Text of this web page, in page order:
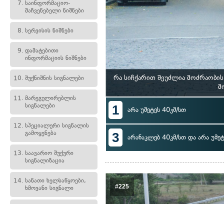
7. საინფორმაციო-
მაჩვენებელი ნიშნები
8. სერვისის ნიშნები
9. დამატებითი
ინფორმაციის ნიშნები
10. შუქნიშნის სიგნალები
11. მარეგულირებლის
სიგნალები
12. სპეციალური სიგნალის
გამოყენება
13. საავარიო შუქური
სიგნალიზაცია
14. სანათი ხელსაწყოები,
ხმოვანი სიგნალი
რა სიჩქარით შეუძლია
1 არა უმეტეს 40კმ/სთ
3 არანაკლებ 40კმ/სთ და არა
#225